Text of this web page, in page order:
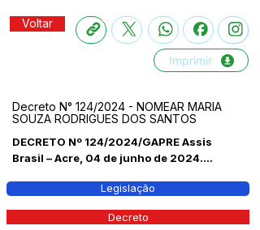
Voltar
Imprimir
Decreto N° 124/2024 - NOMEAR MARIA
SOUZA RODRIGUES DOS SANTOS
DECRETO Nº 124/2024/GAPRE Assis
Brasil – Acre, 04 de junho de 2024....
Legislação
Decreto